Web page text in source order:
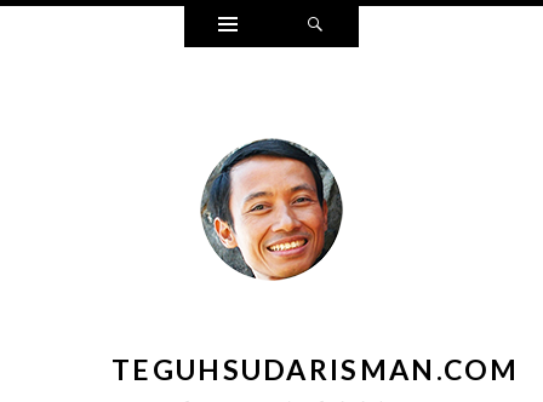
Widgets
TEGUHSUDARISMAN.COM